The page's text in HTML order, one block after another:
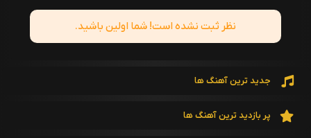
نظر ثبت نشده است! شما اولین باشید.
جدید ترین آهنگ ها
پر بازدید ترین آهنگ ها